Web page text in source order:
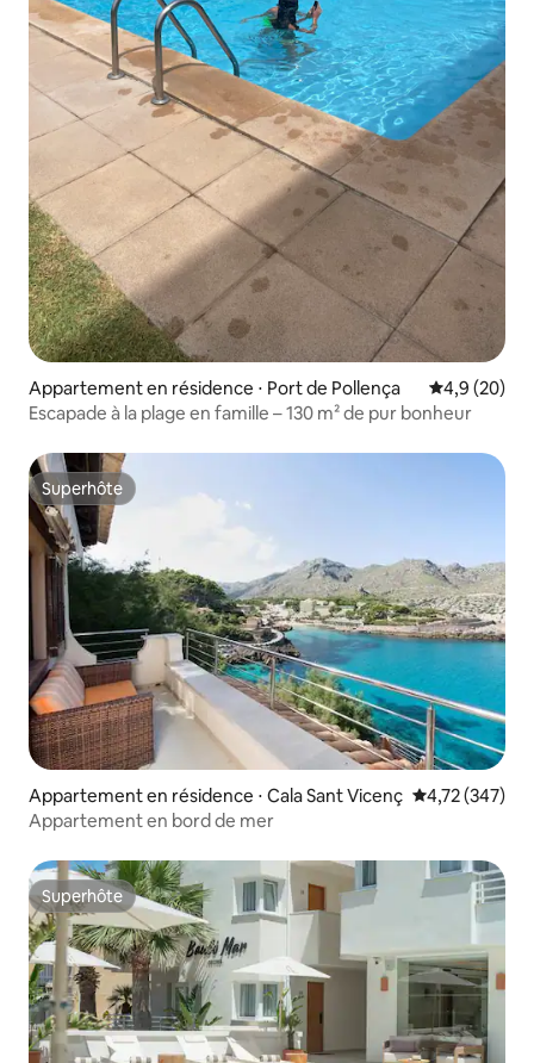
Appartement en résidence ⋅ Port de Pollença Évaluation
4,9 (20)
Escapade à la plage en famille – 130 m² de pur bonheur
Superhôte
Superhôte
Appartement en résidence ⋅ Cala Sant Vicenç Évaluation
4,72 (347)
Appartement en bord de mer
Superhôte
Superhôte